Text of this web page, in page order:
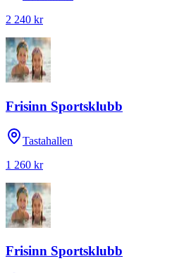
2 240 kr
Frisinn Sportsklubb
Tastahallen
1 260 kr
Frisinn Sportsklubb